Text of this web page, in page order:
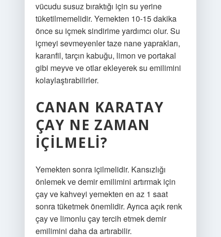
vücudu susuz bıraktığı için su yerine
tüketilmemelidir. Yemekten 10-15 dakika
önce su içmek sindirime yardımcı olur. Su
içmeyi sevmeyenler taze nane yaprakları,
karanfil, tarçın kabuğu, limon ve portakal
gibi meyve ve otlar ekleyerek su emilimini
kolaylaştırabilirler.
CANAN KARATAY
ÇAY NE ZAMAN
IÇILMELI?
Yemekten sonra içilmelidir. Kansızlığı
önlemek ve demir emilimini artırmak için
çay ve kahveyi yemekten en az 1 saat
sonra tüketmek önemlidir. Ayrıca açık renk
çay ve limonlu çay tercih etmek demir
emilimini daha da artırabilir.